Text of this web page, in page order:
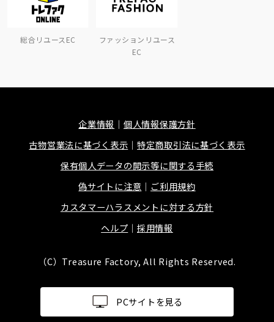
総合リユースEC
ファッションリユース
EC
企業情報
個人情報保護方針
古物営業法に基づく表示
特定商取引法に基づく表示
保有個人データの開示等に関する手続
偽サイトに注意
ご利用規約
カスタマーハラスメントに対する方針
ヘルプ
採用情報
（C）Treasure Factory, All Rights Reserved.
PCサイトを見る